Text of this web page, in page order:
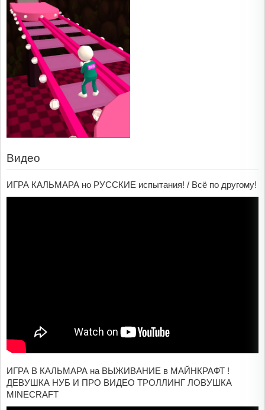
Видео
ИГРА КАЛЬМАРА но РУССКИЕ испытания! / Всё по другому!
ИГРА В КАЛЬМАРА на ВЫЖИВАНИЕ в МАЙНКРАФТ !
ДЕВУШКА НУБ И ПРО ВИДЕО ТРОЛЛИНГ ЛОВУШКА
MINECRAFT